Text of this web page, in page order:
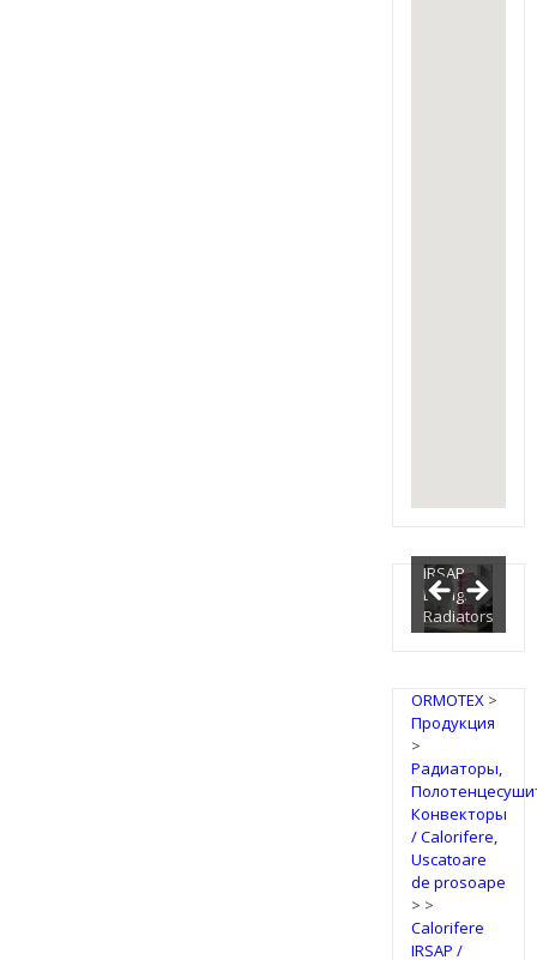
IRSAP
Design
Radiators
ORMOTEX>
Продукция
>
Радиаторы,
Конвекторы
/ Calorifere,
Uscatoare
de prosoape
> >
Calorifere
IRSAP /